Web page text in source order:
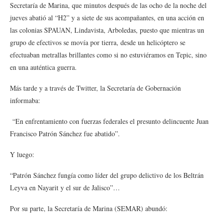
Secretaría de Marina, que minutos después de las ocho de la noche del
jueves abatió al “H2” y a siete de sus acompañantes, en una acción en
las colonias SPAUAN, Lindavista, Arboledas, puesto que mientras un
grupo de efectivos se movía por tierra, desde un helicóptero se
efectuaban metrallas brillantes como si no estuviéramos en Tepic, sino
en una auténtica guerra.
Más tarde y a través de Twitter, la Secretaría de Gobernación
informaba:
“En enfrentamiento con fuerzas federales el presunto delincuente Juan
Francisco Patrón Sánchez fue abatido”.
Y luego:
“Patrón Sánchez fungía como líder del grupo delictivo de los Beltrán
Leyva en Nayarit y el sur de Jalisco”…
Por su parte, la Secretaría de Marina (SEMAR) abundó: